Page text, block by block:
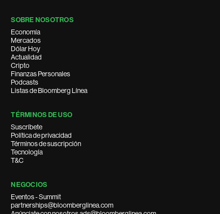
SOBRE NOSOTROS
Economía
Mercados
Dólar Hoy
Actualidad
Cripto
Finanzas Personales
Podcasts
Listas de Bloomberg Línea
TÉRMINOS DE USO
Suscríbete
Política de privacidad
Términos de suscripción
Tecnología
T&C
NEGOCIOS
Eventos - Summit
partnerships@bloomberglinea.com